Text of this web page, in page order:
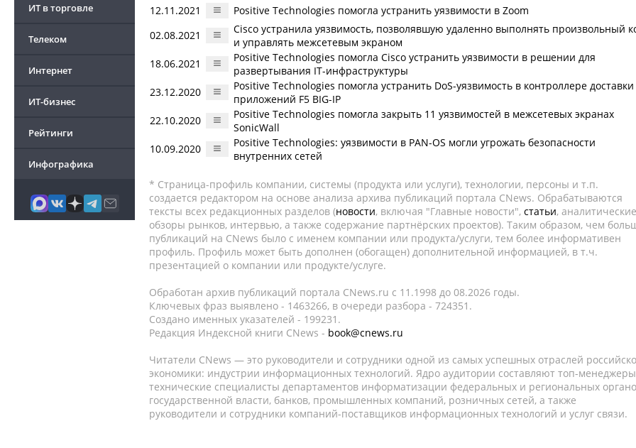
ИТ в торговле
Телеком
Интернет
ИТ-бизнес
Рейтинги
Инфографика
12.11.2021
Positive Technologies помогла устранить уязвимости в Zoom
02.08.2021
Cisco устранила уязвимость, позволявшую удаленно выполнять произвольный
и управлять межсетевым экраном
18.06.2021
Positive Technologies помогла Cisco устранить уязвимости в решении для
развертывания IT-инфраструктуры
23.12.2020
Positive Technologies помогла устранить DoS-уязвимость в контроллере доставки
приложений F5 BIG-IP
22.10.2020
Positive Technologies помогла закрыть 11 уязвимостей в межсетевых экранах
SonicWall
10.09.2020
Positive Technologies: уязвимости в PAN-OS могли угрожать безопасности
внутренних сетей
* Страница-профиль компании, системы (продукта или услуги), технологии, персоны и т.п.
создается редактором на основе анализа архива публикаций портала CNews. Обрабатываются
тексты всех редакционных разделов (новости, включая "Главные новости", статьи, аналитические
обзоры рынков, интервью, а также содержание партнёрских проектов). Таким образом, чем
публикаций на CNews было с именем компании или продукта/услуги, тем более информативен
профиль. Профиль может быть дополнен (обогащен) дополнительной информацией, в т.ч.
презентацией о компании или продукте/услуге.
Обработан архив публикаций портала CNews.ru c 11.1998 до 08.2026 годы.
Ключевых фраз выявлено - 1463266, в очереди разбора - 724351.
Создано именных указателей - 199231.
Редакция Индексной книги CNews - book@cnews.ru
Читатели CNews — это руководители и сотрудники одной из самых успешных отраслей
экономики: индустрии информационных технологий. Ядро аудитории составляют топ-
технические специалисты департаментов информатизации федеральных и региональных
государственной власти, банков, промышленных компаний, розничных сетей, а также
руководители и сотрудники компаний-поставщиков информационных технологий и услуг связи.